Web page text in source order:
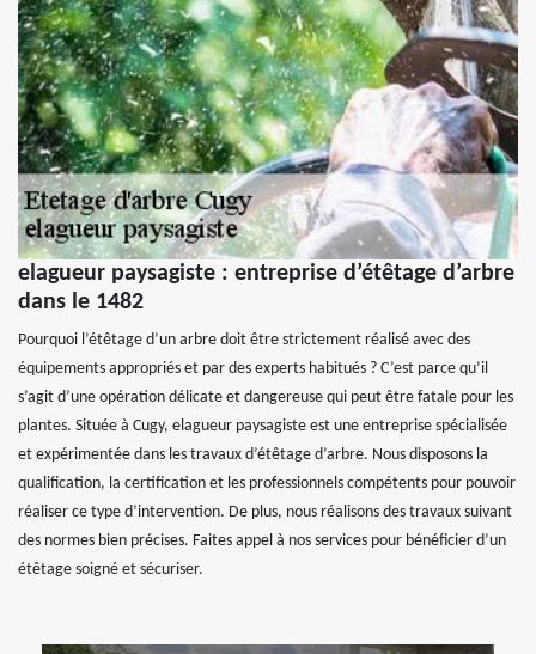
elagueur paysagiste : entreprise d’étêtage d’arbre
dans le 1482
Pourquoi l’étêtage d’un arbre doit être strictement réalisé avec des
équipements appropriés et par des experts habitués ? C’est parce qu’il
s’agit d’une opération délicate et dangereuse qui peut être fatale pour les
plantes. Située à Cugy, elagueur paysagiste est une entreprise spécialisée
et expérimentée dans les travaux d’étêtage d’arbre. Nous disposons la
qualification, la certification et les professionnels compétents pour pouvoir
réaliser ce type d’intervention. De plus, nous réalisons des travaux suivant
des normes bien précises. Faites appel à nos services pour bénéficier d’un
étêtage soigné et sécuriser.